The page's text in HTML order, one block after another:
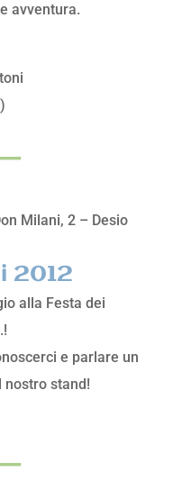
avventura.
Milani, 2 – Desio
2012
alla Festa dei
e parlare un
nostro stand!